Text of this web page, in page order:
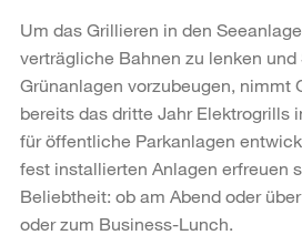
Um das Grillieren in den
verträgliche Bahnen zu lenken und
Grünanlagen vorzubeugen, nimmt
bereits das dritte Jahr Elektrogrills
für öffentliche Parkanlagen
fest installierten Anlagen erfreuen
Beliebtheit: ob am Abend oder
oder zum Business-Lunch.